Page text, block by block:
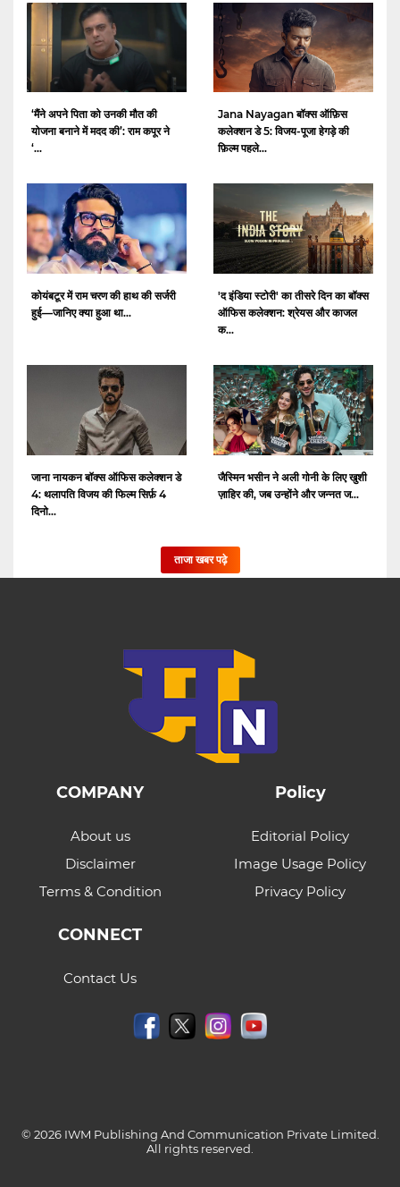
‘मैंने अपने पिता को उनकी मौत की
योजना बनाने में मदद की’: राम कपूर ने
‘...
Jana Nayagan बॉक्स ऑफ़िस
कलेक्शन डे 5: विजय-पूजा हेगड़े की
फ़िल्म पहले...
कोयंबटूर में राम चरण की हाथ की सर्जरी
हुई—जानिए क्या हुआ था...
'द इंडिया स्टोरी' का तीसरे दिन का बॉक्स
ऑफिस कलेक्शन: श्रेयस और काजल
क...
जाना नायकन बॉक्स ऑफिस कलेक्शन डे
4: थलापति विजय की फिल्म सिर्फ़ 4
दिनो...
जैस्मिन भसीन ने अली गोनी के लिए खुशी
ज़ाहिर की, जब उन्होंने और जन्नत ज...
ताजा खबर पढ़े
COMPANY
About us
Disclaimer
Terms & Condition
Policy
Editorial Policy
Image Usage Policy
Privacy Policy
CONNECT
Contact Us
© 2026 IWM Publishing And Communication Private Limited.
All rights reserved.